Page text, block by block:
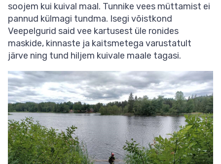
soojem kui kuival maal. Tunnike vees müttamist ei
pannud külmagi tundma. Isegi võistkond
Veepelgurid said vee kartusest üle ronides
maskide, kinnaste ja kaitsmetega varustatult
järve ning tund hiljem kuivale maale tagasi.